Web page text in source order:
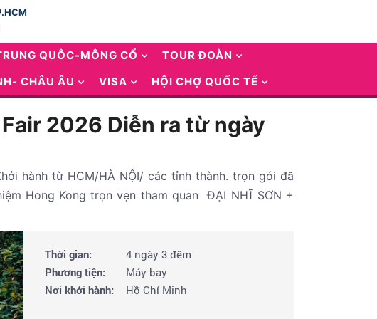
QUÔC-MÔNG CỔ
TOUR ĐOÀN
CHÂU ÂU VISA HỘI CHỢ QUỐC TẾ
2026 Diễn ra từ ngày
hành từ HCM/HÀ NỘI/ các tỉnh thành. trọn gói đã
Hong Kong trọn vẹn tham quan ĐẠI NHĨ SƠN +
Thời gian:
4 ngày 3 đêm
Phương tiện:
Máy bay
Nơi khởi hành:
Hồ Chí Minh